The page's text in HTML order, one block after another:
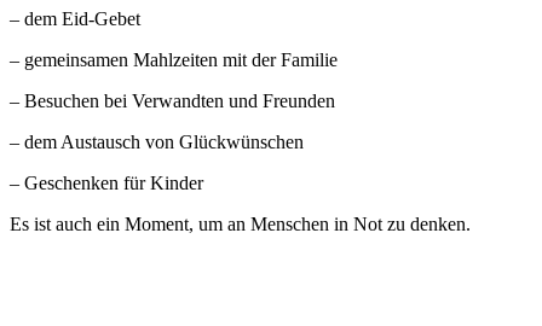
– dem Eid-Gebet
– gemeinsamen Mahlzeiten mit der Familie
– Besuchen bei Verwandten und Freunden
– dem Austausch von Glückwünschen
– Geschenken für Kinder
Es ist auch ein Moment, um an Menschen in Not zu denken.